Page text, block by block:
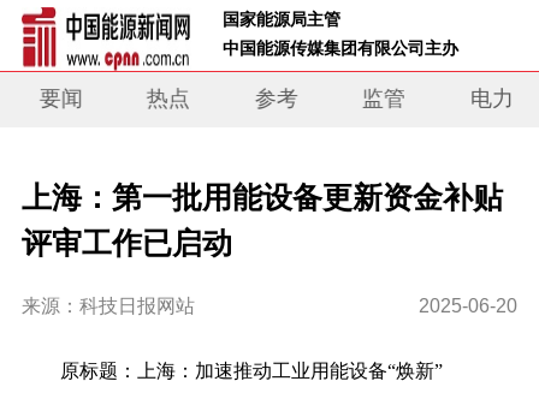
国家能源局主管
中国能源传媒集团有限公司主办
要闻 热点 参考 监管 电力
上海：第一批用能设备更新资金补贴
评审工作已启动
来源：科技日报网站 2025-06-20
原标题： 上海：加速推动工业用能设备“焕新”